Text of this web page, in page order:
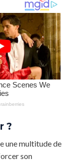
?
une multitude de
son